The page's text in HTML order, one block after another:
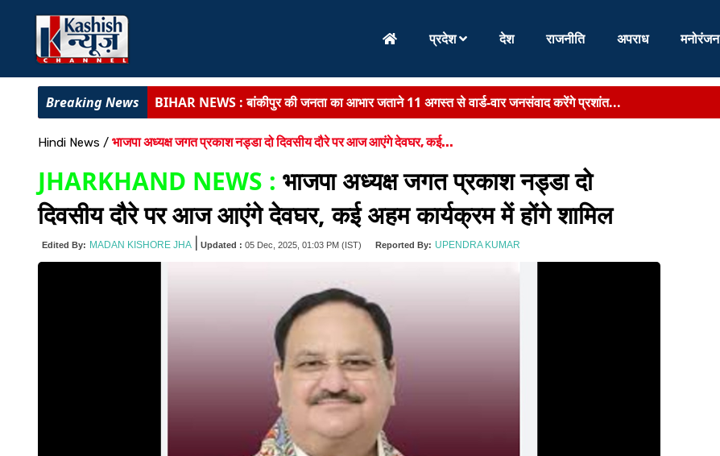
प्रदेश देश राजनीति अपराध मनोरंजन
BIG NEWS :दीपक प्रकाश बने बिहार विधान परिषद के मनोनीत सदस्य, मंत्री पद पर संवैधानिक स...
BIHAR NEWS :डेहरी ईओ हत्याकांड में मुख्यमंत्री सम्राट चौधरी से मिलीं पत्नी, स्पीडी ट्रा...
ग्रामीणों के साथ लगाया जन- चौपाल, स्थानीय समस्या सुन निपटारा का दिये
बिहार की कला, संस्कृति एवं विरासत के संरक्षण-संवर्धन को नई मजबूती, राज्य मं...
BIHAR NEWS :सरकारी सेवा में बैकडोर नियुक्ति को नियमित करने का दावा लंबे समय तक काम करने...
BIHAR NEWS :
बांकीपुर की जनता का आभार जताने 11 अगस्त से वार्ड-वार जनसंवाद करेंगे प्रशांत...
Hindi News / भाजपा अध्यक्ष जगत प्रकाश नड्डा दो दिवसीय दौरे पर आज आएंगे देवघर, कई...
JHARKHAND NEWS : भाजपा अध्यक्ष जगत प्रकाश नड्डा दो
दिवसीय दौरे पर आज आएंगे देवघर, कई अहम कार्यक्रम में होंगे शामिल
Edited By: MADAN KISHORE JHA Updated : 05 Dec, 2025, 01:03 PM (IST) Reported By: UPENDRA KUMAR